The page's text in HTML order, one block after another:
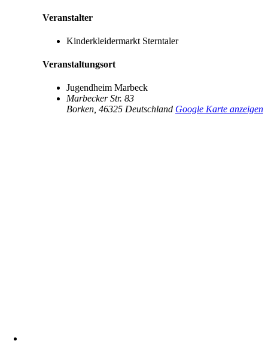
Veranstalter
Kinderkleidermarkt Sterntaler
Veranstaltungsort
Jugendheim Marbeck
Marbecker Str. 83
Borken 46325 Deutschland Google Karte anzeigen